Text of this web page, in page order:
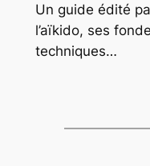
Un guide édité
l’aïkido, ses
techniques…